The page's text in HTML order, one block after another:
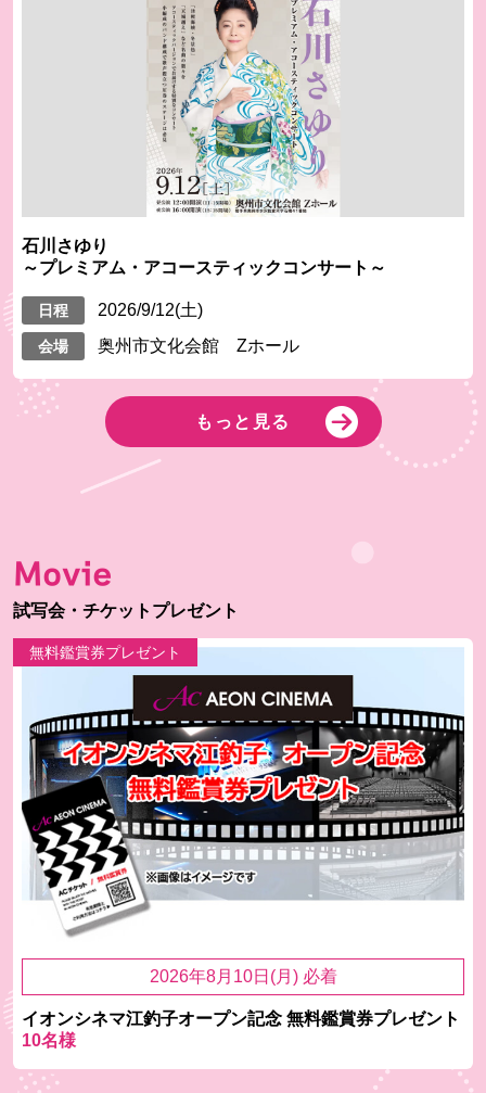
石川さゆり
～プレミアム・アコースティックコンサート～
日程 2026/9/12(土)
会場 奥州市文化会館 Zホール
もっと見る
Movie
試写会・チケットプレゼント
無料鑑賞券プレゼント
2026年8月10日(月) 必着
イオンシネマ江釣子オープン記念 無料鑑賞券プレゼント
10名様